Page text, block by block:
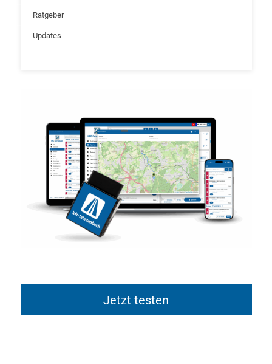
Ratgeber
Updates
Jetzt testen